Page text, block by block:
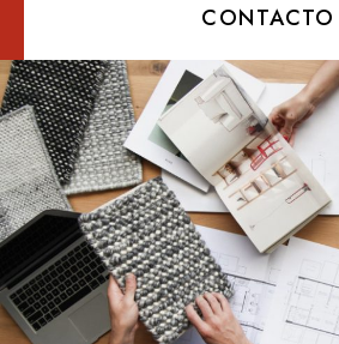
CONTACTO